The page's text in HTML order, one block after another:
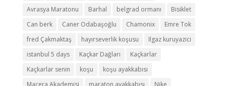
Avrasya Maratonu
Barhal belgrad ormanı
Bisiklet
Can berk
Caner Odabaşoğlu Chamonix
Emre Tok
fred Çakmaktaş
hayırseverlik koşusu
Ilgaz kuruyazici
istanbul 5 days
Kaçkar Dağları
Kaçkarlar
Kaçkarlar senin
koşu
koşu ayakkabısı
Macera Akademisi
maraton ayakkabısı Nike